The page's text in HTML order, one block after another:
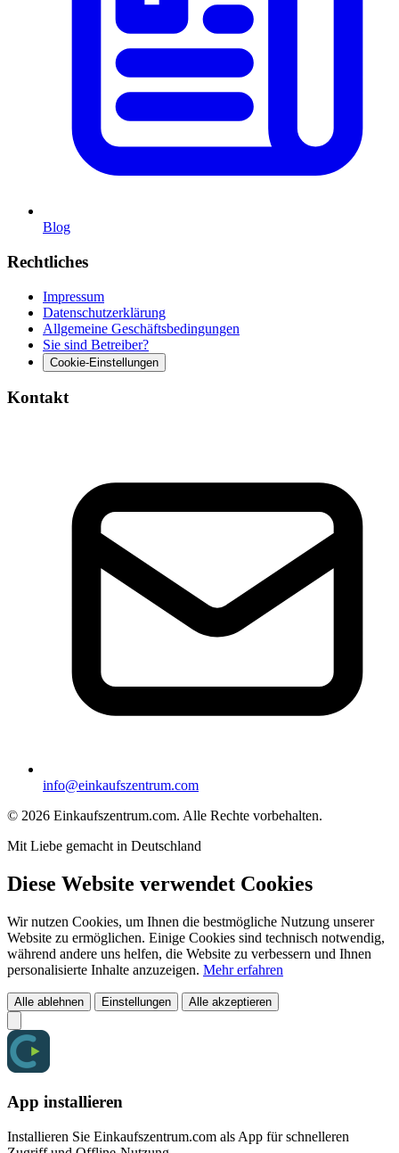
Blog
Rechtliches
Impressum
Datenschutzerklärung
Allgemeine Geschäftsbedingungen
Sie sind Betreiber?
Cookie-Einstellungen
Kontakt
info@einkaufszentrum.com
© 2026 Einkaufszentrum.com. Alle Rechte vorbehalten.
Mit Liebe gemacht in Deutschland
Diese Website verwendet Cookies
Wir nutzen Cookies, um Ihnen die bestmögliche Nutzung unserer
Website zu ermöglichen. Einige Cookies sind technisch notwendig,
während andere uns helfen, die Website zu verbessern und Ihnen
personalisierte Inhalte anzuzeigen. Mehr erfahren
Alle ablehnen Einstellungen Alle akzeptieren
App installieren
Installieren Sie Einkaufszentrum.com als App für schnelleren